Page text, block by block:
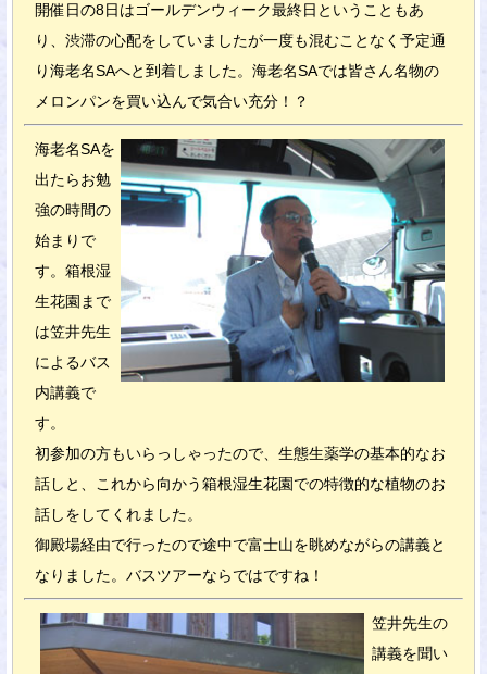
開催日の8日はゴールデンウィーク最終日ということもあ
り、渋滞の心配をしていましたが一度も混むことなく予定通
り海老名SAへと到着しました。海老名SAでは皆さん名物の
メロンパンを買い込んで気合い充分！？
海老名SAを
出たらお勉
強の時間の
始まりで
す。箱根湿
生花園まで
は笠井先生
によるバス
内講義で
す。
初参加の方もいらっしゃったので、生態生薬学の基本的なお
話しと、これから向かう箱根湿生花園での特徴的な植物のお
話しをしてくれました。
御殿場経由で行ったので途中で富士山を眺めながらの講義と
なりました。バスツアーならではですね！
笠井先生の
講義を聞い